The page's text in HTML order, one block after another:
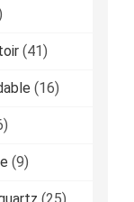
(41)
(16)
(9)